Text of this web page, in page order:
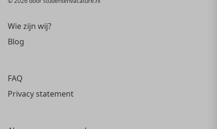
Wie zijn wij?
Blog
FAQ
Privacy statement